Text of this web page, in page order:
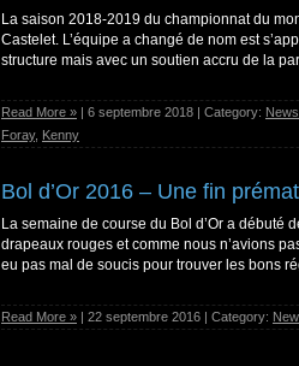
La saison 2018-2019 du championnat du
Castelet. L’équipe a changé de nom est
structure mais avec un soutien accru de la
Read More » | 6 septembre 2018 | Category: News
Foray, Kenny
Bol d’Or 2016 – Une fin
La semaine de course du Bol d’Or a débuté
drapeaux rouges et comme nous n’avions
eu pas mal de soucis pour trouver les bons
Read More » | 22 septembre 2016 | Category: